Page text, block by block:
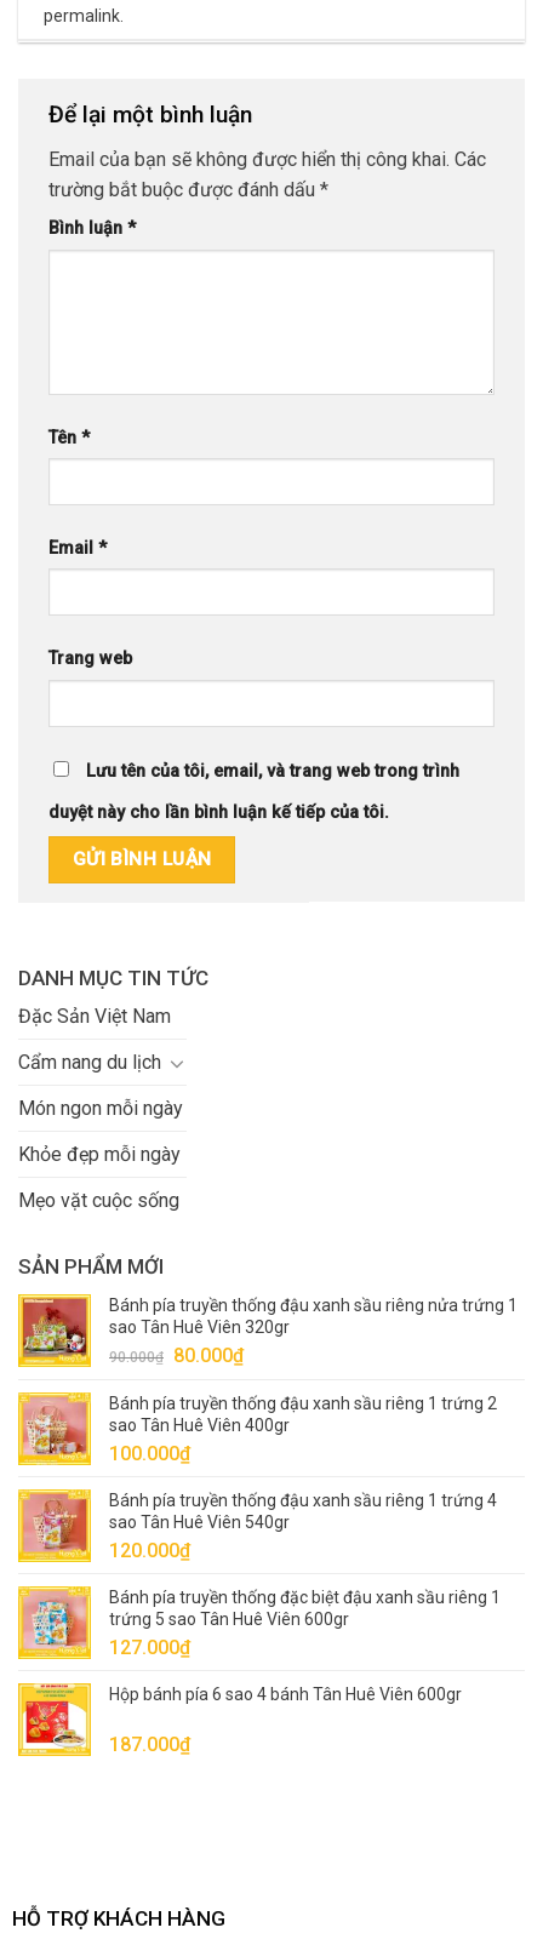
permalink.
Để lại một bình luận
Email của bạn sẽ không được hiển thị công khai. Các
trường bắt buộc được đánh dấu *
Bình luận *
Tên *
Email *
Trang web
Lưu tên của tôi, email, và trang web trong trình
duyệt này cho lần bình luận kế tiếp của tôi.
DANH MỤC TIN TỨC
Đặc Sản Việt Nam
Cẩm nang du lịch
Món ngon mỗi ngày
Khỏe đẹp mỗi ngày
Mẹo vặt cuộc sống
SẢN PHẨM MỚI
Bánh pía truyền thống đậu xanh sầu riêng nửa trứng 1
sao Tân Huê Viên 320gr
90.000₫
Giá
là:
90.000₫.
80.000₫Giá
tại
là:
Bánh pía truyền thống đậu xanh sầu riêng 1 trứng 2
sao Tân Huê Viên 400gr
100.000₫
Bánh pía truyền thống đậu xanh sầu riêng 1 trứng 4
sao Tân Huê Viên 540gr
120.000₫
Bánh pía truyền thống đặc biệt đậu xanh sầu riêng 1
trứng 5 sao Tân Huê Viên 600gr
127.000₫
Hộp bánh pía 6 sao 4 bánh Tân Huê Viên 600gr
187.000₫
HỖ TRỢ KHÁCH HÀNG